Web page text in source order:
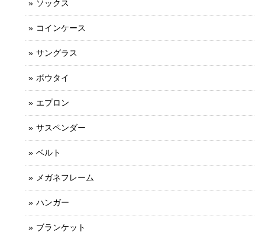
ソックス
コインケース
サングラス
ボウタイ
エプロン
サスペンダー
ベルト
メガネフレーム
ハンガー
ブランケット